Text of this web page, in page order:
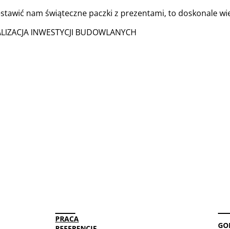
nam świąteczne paczki z prezentami, to doskonale
INWESTYCJI BUDOWLANYCH
PRACA